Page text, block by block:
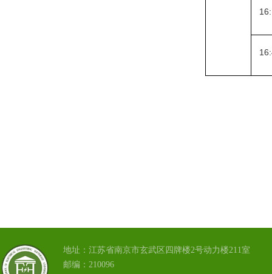
地址：江苏省南京市玄武区四牌楼2号动力楼211室
邮编：210096